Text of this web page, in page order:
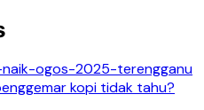
ogos-2025-terengganu
kopi tidak tahu?